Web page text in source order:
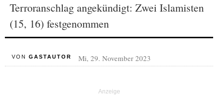
Terroranschlag angekündigt: Zwei Islamisten
(15, 16) festgenommen
VON GASTAUTOR Mi, 29. November 2023